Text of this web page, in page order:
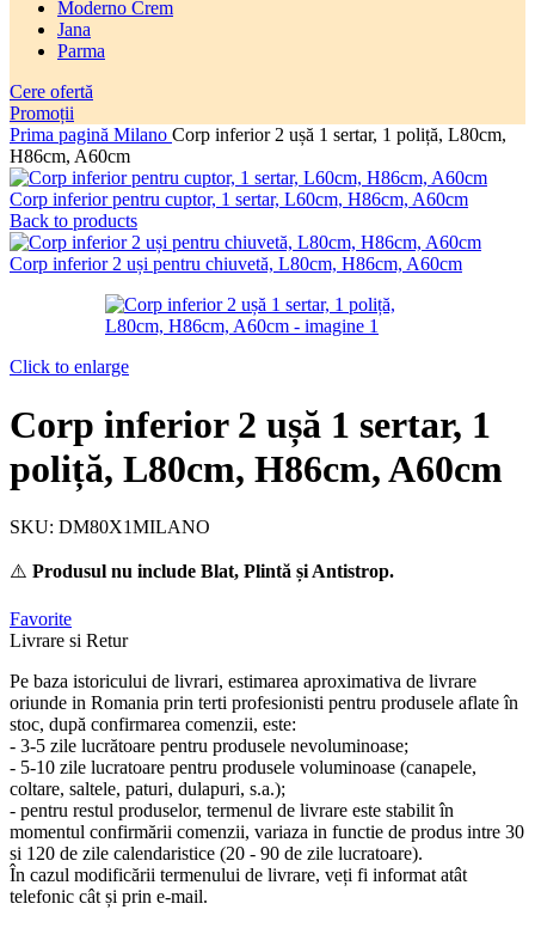
Moderno Crem
Jana
Parma
Cere ofertă
Promoții
Prima pagină Milano Corp inferior 2 ușă 1 sertar, 1 poliță, L80cm,
H86cm, A60cm
Corp inferior pentru cuptor, 1 sertar, L60cm, H86cm, A60cm
Back to products
Corp inferior 2 uși pentru chiuvetă, L80cm, H86cm, A60cm
Click to enlarge
Corp inferior 2 ușă 1 sertar, 1
poliță, L80cm, H86cm, A60cm
SKU: DM80X1MILANO
⚠️ Produsul nu include Blat, Plintă și Antistrop.
Favorite
Livrare si Retur
Pe baza istoricului de livrari, estimarea aproximativa de livrare
oriunde in Romania prin terti profesionisti pentru produsele aflate în
stoc, după confirmarea comenzii, este:
- 3-5 zile lucrătoare pentru produsele nevoluminoase;
- 5-10 zile lucratoare pentru produsele voluminoase (canapele,
coltare, saltele, paturi, dulapuri, s.a.);
- pentru restul produselor, termenul de livrare este stabilit în
momentul confirmării comenzii, variaza in functie de produs intre 30
si 120 de zile calendaristice (20 - 90 de zile lucratoare).
În cazul modificării termenului de livrare, veți fi informat atât
telefonic cât și prin e-mail.